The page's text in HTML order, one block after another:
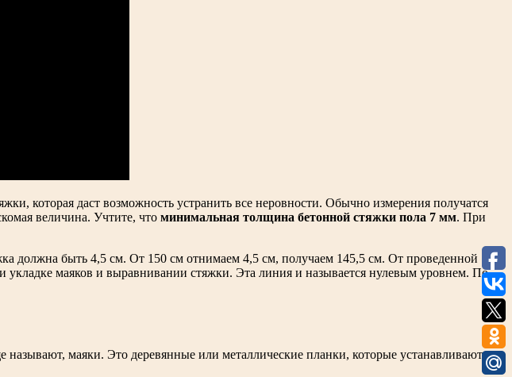
которая даст возможность устранить все неровности. Обычно измерения получатся
величина. Учтите, что минимальная толщина бетонной стяжки пола 7 мм. При
должна быть 4,5 см. От 150 см отнимаем 4,5 см, получаем 145,5 см. От проведенной
маяков и выравнивании стяжки. Эта линия и называется нулевым уровнем. По
маяки. Это деревянные или металлические планки, которые устанавливают на